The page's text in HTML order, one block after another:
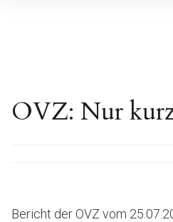
OVZ: Nur
Bericht der OVZ vom